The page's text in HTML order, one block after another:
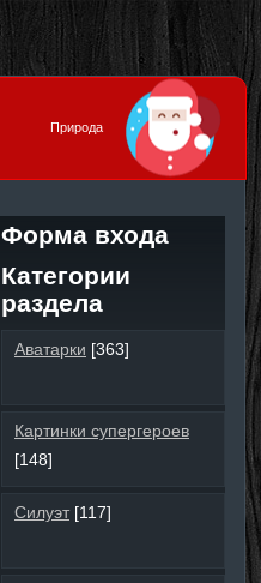
Природа
Форма входа
Категории
раздела
Аватарки [363]
Картинки супергероев
[148]
Силуэт [117]